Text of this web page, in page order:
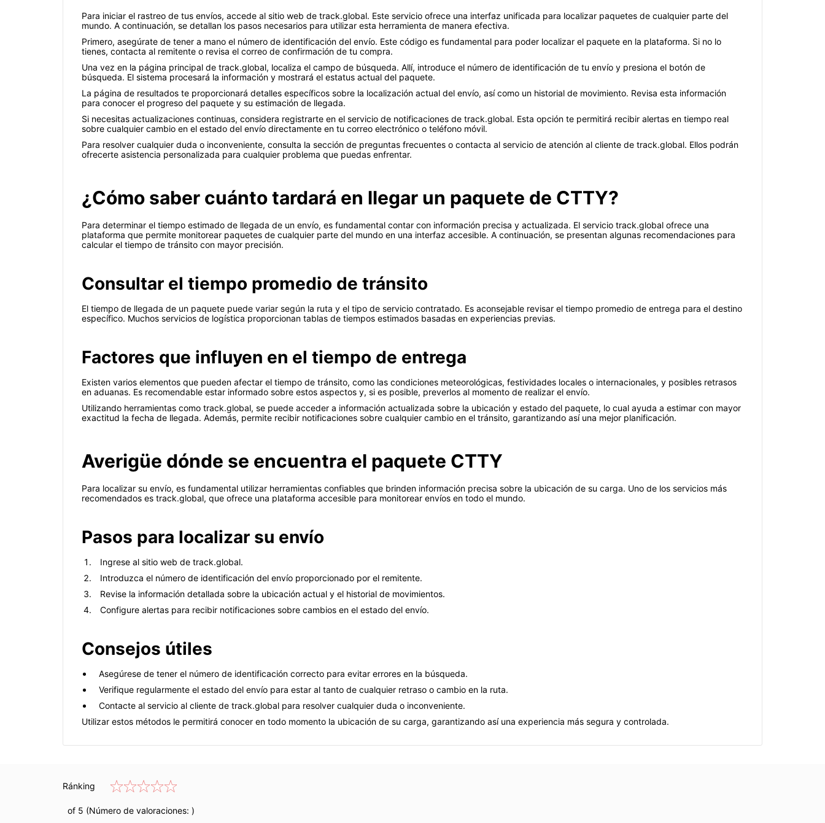
Para iniciar el rastreo de tus envíos, accede al sitio web de track.global. Este servicio ofrece una interfaz unificada para localizar paquetes de cualquier parte del
mundo. A continuación, se detallan los pasos necesarios para utilizar esta herramienta de manera efectiva.
Primero, asegúrate de tener a mano el número de identificación del envío. Este código es fundamental para poder localizar el paquete en la plataforma. Si no lo
tienes, contacta al remitente o revisa el correo de confirmación de tu compra.
Una vez en la página principal de track.global, localiza el campo de búsqueda. Allí, introduce el número de identificación de tu envío y presiona el botón de
búsqueda. El sistema procesará la información y mostrará el estatus actual del paquete.
La página de resultados te proporcionará detalles específicos sobre la localización actual del envío, así como un historial de movimiento. Revisa esta información
para conocer el progreso del paquete y su estimación de llegada.
Si necesitas actualizaciones continuas, considera registrarte en el servicio de notificaciones de track.global. Esta opción te permitirá recibir alertas en tiempo real
sobre cualquier cambio en el estado del envío directamente en tu correo electrónico o teléfono móvil.
Para resolver cualquier duda o inconveniente, consulta la sección de preguntas frecuentes o contacta al servicio de atención al cliente de track.global. Ellos podrán
ofrecerte asistencia personalizada para cualquier problema que puedas enfrentar.
¿Cómo saber cuánto tardará en llegar un paquete de CTTY?
Para determinar el tiempo estimado de llegada de un envío, es fundamental contar con información precisa y actualizada. El servicio track.global ofrece una
plataforma que permite monitorear paquetes de cualquier parte del mundo en una interfaz accesible. A continuación, se presentan algunas recomendaciones para
calcular el tiempo de tránsito con mayor precisión.
Consultar el tiempo promedio de tránsito
El tiempo de llegada de un paquete puede variar según la ruta y el tipo de servicio contratado. Es aconsejable revisar el tiempo promedio de entrega para el destino
específico. Muchos servicios de logística proporcionan tablas de tiempos estimados basadas en experiencias previas.
Factores que influyen en el tiempo de entrega
Existen varios elementos que pueden afectar el tiempo de tránsito, como las condiciones meteorológicas, festividades locales o internacionales, y posibles retrasos
en aduanas. Es recomendable estar informado sobre estos aspectos y, si es posible, preverlos al momento de realizar el envío.
Utilizando herramientas como track.global, se puede acceder a información actualizada sobre la ubicación y estado del paquete, lo cual ayuda a estimar con mayor
exactitud la fecha de llegada. Además, permite recibir notificaciones sobre cualquier cambio en el tránsito, garantizando así una mejor planificación.
Averigüe dónde se encuentra el paquete CTTY
Para localizar su envío, es fundamental utilizar herramientas confiables que brinden información precisa sobre la ubicación de su carga. Uno de los servicios más
recomendados es track.global, que ofrece una plataforma accesible para monitorear envíos en todo el mundo.
Pasos para localizar su envío
Ingrese al sitio web de track.global.
Introduzca el número de identificación del envío proporcionado por el remitente.
Revise la información detallada sobre la ubicación actual y el historial de movimientos.
Configure alertas para recibir notificaciones sobre cambios en el estado del envío.
Consejos útiles
Asegúrese de tener el número de identificación correcto para evitar errores en la búsqueda.
Verifique regularmente el estado del envío para estar al tanto de cualquier retraso o cambio en la ruta.
Contacte al servicio al cliente de track.global para resolver cualquier duda o inconveniente.
Utilizar estos métodos le permitirá conocer en todo momento la ubicación de su carga, garantizando así una experiencia más segura y controlada.
Ránking
of 5 (Número de valoraciones: )